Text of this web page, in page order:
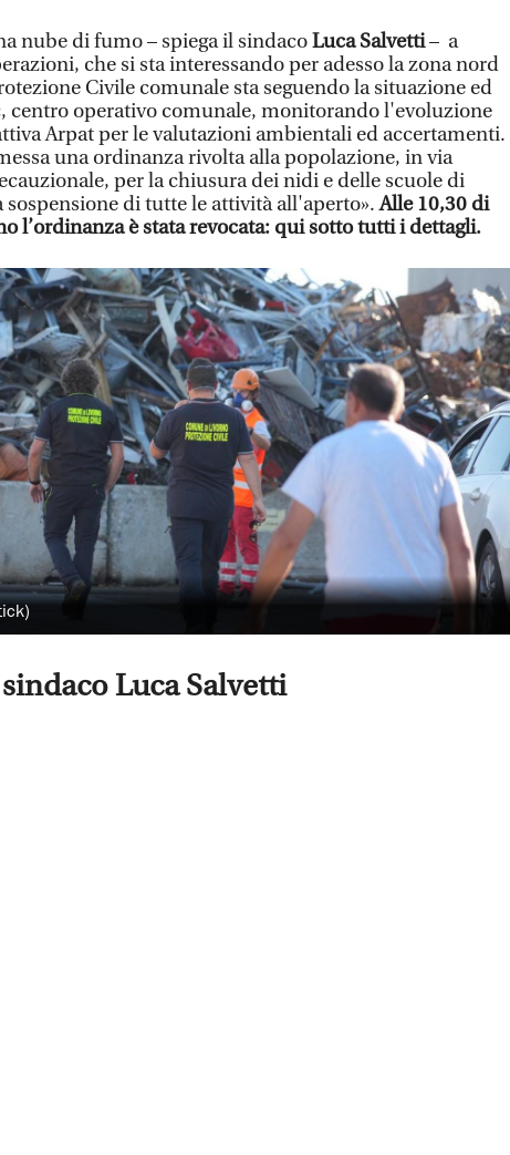
nube di fumo – spiega il sindacoLuca Salvetti– a
che si sta interessando per adesso la zona nord
Civile comunale sta seguendo la situazione ed
centro operativo comunale, monitorando l'evoluzione
Arpat per le valutazioni ambientali ed accertamenti.
una ordinanza rivolta alla popolazione, in via
per la chiusura dei nidi e delle scuole di
sospensione di tutte le attività all'aperto».Alle 10,30 di
l’ordinanza è stata revocata: qui sotto tutti i dettagli.
Luca Salvetti